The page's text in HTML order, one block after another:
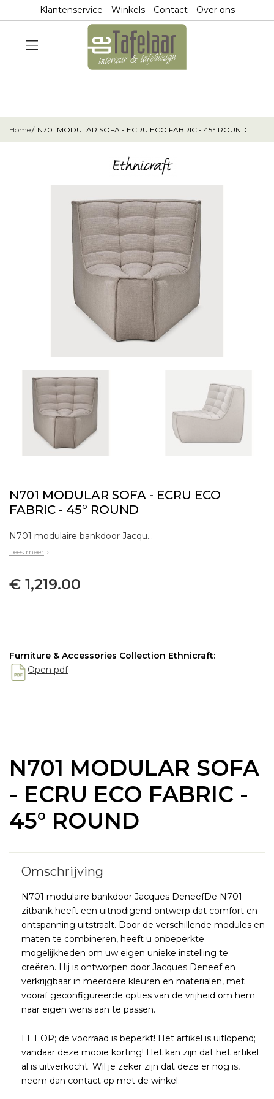
Klantenservice Winkels Contact Over ons
Home N701 MODULAR SOFA - ECRU ECO FABRIC - 45° ROUND
N701 MODULAR SOFA - ECRU ECO
FABRIC - 45° ROUND
N701 modulaire bankdoor Jacques DeneefDe N701 zitbank heeft een uitnodigend ontwerp dat comfort en ontspanning uitstraalt. Door de verschillende modules en maten te combineren, heeft u onbeperkte mogelijkheden om uw eigen unieke instelling te creëren. Hij
Lees meer
€ 1,219.00
Furniture & Accessories Collection Ethnicraft:
Open pdf
N701 MODULAR SOFA
- ECRU ECO FABRIC -
45° ROUND
N701 modulaire bankdoor Jacques DeneefDe N701
zitbank heeft een uitnodigend ontwerp dat comfort en
ontspanning uitstraalt. Door de verschillende modules en
maten te combineren, heeft u onbeperkte
mogelijkheden om uw eigen unieke instelling te
creëren. Hij is ontworpen door Jacques Deneef en
verkrijgbaar in meerdere kleuren en materialen, met
vooraf geconfigureerde opties van de vrijheid om hem
naar eigen wens aan te passen.
LET OP; de voorraad is beperkt! Het artikel is uitlopend;
vandaar deze mooie korting! Het kan zijn dat het artikel
al is uitverkocht. Wil je zeker zijn dat deze er nog is,
neem dan contact op met de winkel.